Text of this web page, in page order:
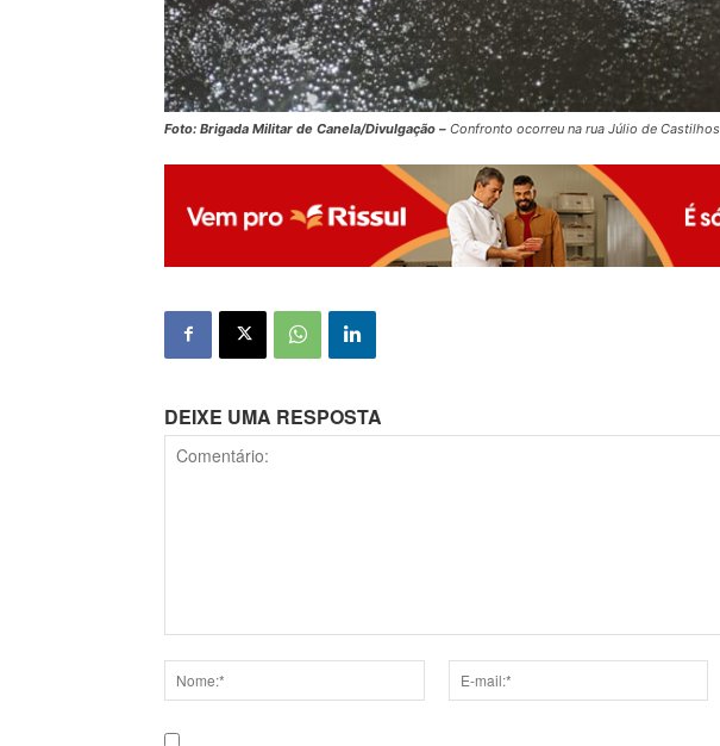
Foto: Brigada Militar de Canela/Divulgação – Confronto ocorreu na rua Júlio de Castilhos
DEIXE UMA RESPOSTA